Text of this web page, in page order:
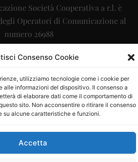
Consenso Cookie
utilizziamo tecnologie come i cookie per
alle informazioni del dispositivo. Il consenso a
di elaborare dati come il comportamento di
sito. Non acconsentire o ritirare il consenso
su alcune caratteristiche e funzioni.
Accetta
Società Cooperativa a r.l. è
Operatori di Comunicazione al
numero 26988
Digitale srl– info@ladigitale.it